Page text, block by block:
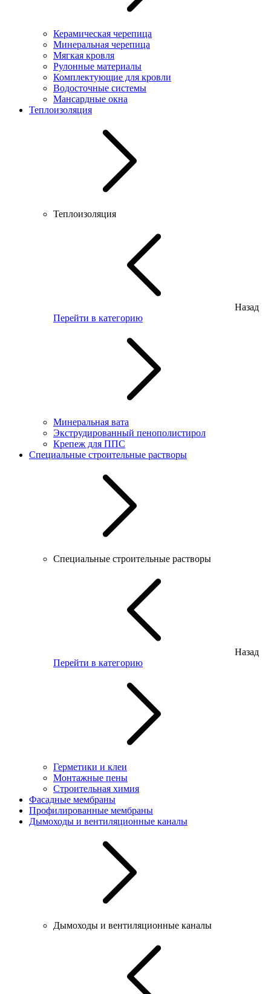
Керамическая черепица
Минеральная черепица
Мягкая кровля
Рулонные материалы
Комплектующие для кровли
Водосточные системы
Мансардные окна
Теплоизоляция
Теплоизоляция
Назад
Перейти в категорию
Минеральная вата
Экструдированный пенополистирол
Крепеж для ППС
Специальные строительные растворы
Специальные строительные растворы
Назад
Перейти в категорию
Герметики и клеи
Монтажные пены
Строительная химия
Фасадные мембраны
Профилированные мембраны
Дымоходы и вентиляционные каналы
Дымоходы и вентиляционные каналы